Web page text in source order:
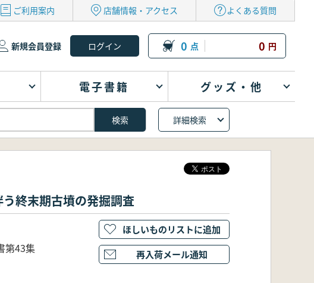
ご利用案内 店舗情報・アクセス よくある質問
新規会員登録 0 点 0 円
電子書籍 グッズ・他
詳細検索
終末期古墳の発掘調査
第43集
ほしいものリストに追加
再入荷メール通知